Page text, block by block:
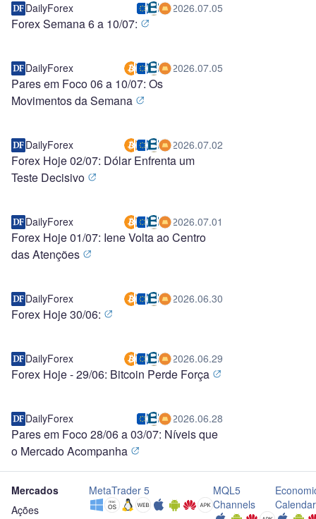
DailyForex 2026.07.05
Forex Semana 6 a 10/07:
DailyForex 2026.07.05
Pares em Foco 06 a 10/07: Os
Movimentos da Semana
DailyForex 2026.07.02
Forex Hoje 02/07: Dólar Enfrenta um
Teste Decisivo
DailyForex 2026.07.01
Forex Hoje 01/07: Iene Volta ao Centro
das Atenções
DailyForex 2026.06.30
Forex Hoje 30/06:
DailyForex 2026.06.29
Forex Hoje - 29/06: Bitcoin Perde Força
DailyForex 2026.06.28
Pares em Foco 28/06 a 03/07: Níveis que
o Mercado Acompanha
Mercados
Ações
MetaTrader 5
MQL5
Channels
Calendar